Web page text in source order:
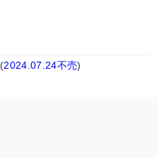
(2024.07.24不売)